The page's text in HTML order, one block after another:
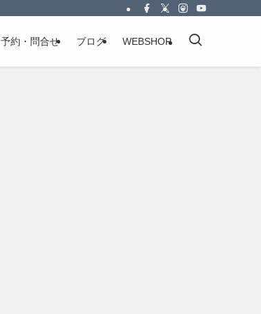
予約・問合せ ブログ WEBSHOP